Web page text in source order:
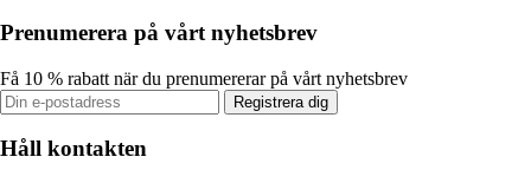
Prenumerera på vårt nyhetsbrev
Få 10 % rabatt när du prenumererar på vårt nyhetsbrev
Registrera dig
Håll kontakten